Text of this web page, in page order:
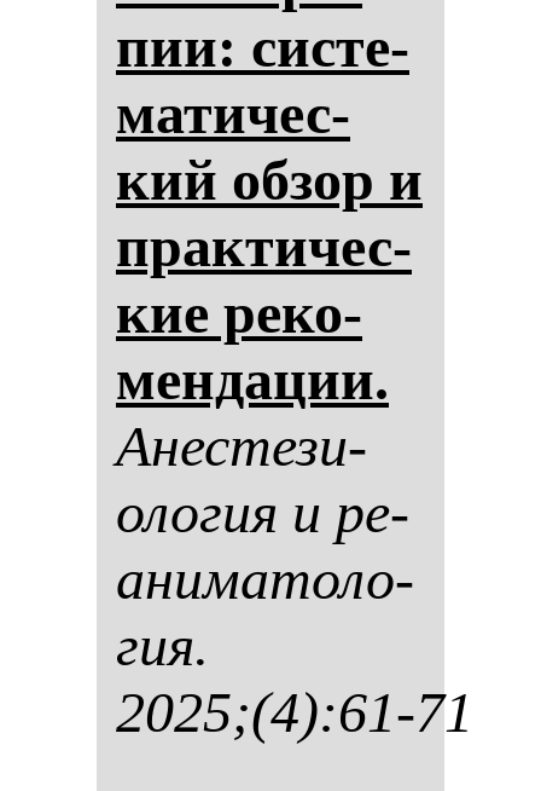
пии: сис­те­
ма­ти­чес­
кий об­зор и
прак­ти­чес­
кие ре­ко­
мен­да­ции.
Анес­те­зи­
оло­гия и ре­
ани­ма­то­ло­
гия.
2025;(4):61-71